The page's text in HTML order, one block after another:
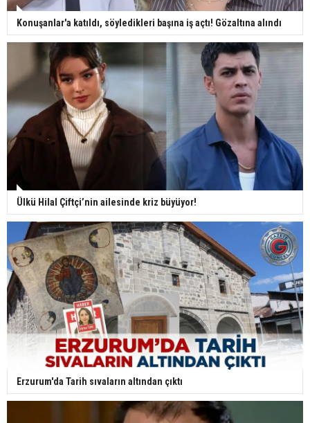
Konuşanlar'a katıldı, söyledikleri başına iş açtı! Gözaltına alındı
Ülkü Hilal Çiftçi’nin ailesinde kriz büyüyor!
Erzurum'da Tarih sıvaların altından çıktı